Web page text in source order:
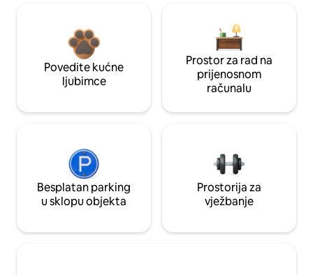
Povedite kućne
ljubimce
Prostor za rad na
prijenosnom
računalu
Besplatan parking
u sklopu objekta
Prostorija za
vježbanje